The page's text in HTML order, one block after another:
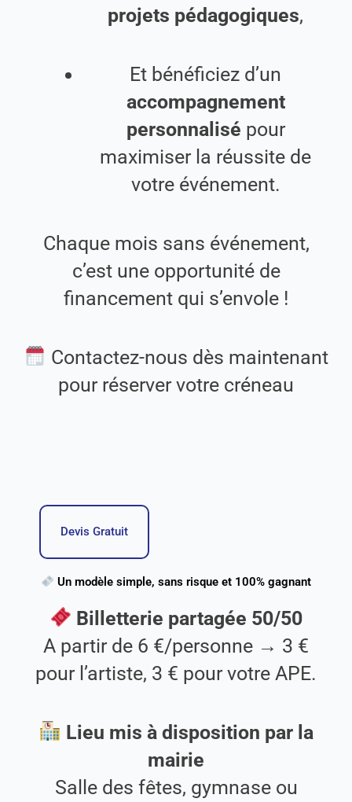
projets pédagogiques,
Et bénéficiez d’un
accompagnement
personnalisé pour
maximiser la réussite de
votre événement.
Chaque mois sans événement,
c’est une opportunité de
financement qui s’envole !
Contactez-nous dès maintenant
pour réserver votre créneau
Devis Gratuit
Un modèle simple, sans risque et 100% gagnant
Billetterie partagée 50/50
A partir de 6 €/personne → 3 €
pour l’artiste, 3 € pour votre APE.
Lieu mis à disposition par la
mairie
Salle des fêtes, gymnase ou